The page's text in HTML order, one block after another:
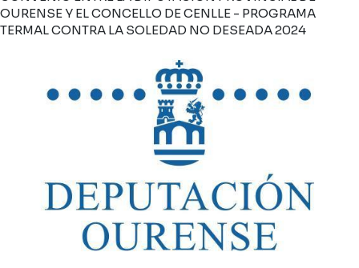
OURENSE Y EL CONCELLO DE CENLLE - PROGRAMA
TERMAL CONTRA LA SOLEDAD NO DESEADA 2024